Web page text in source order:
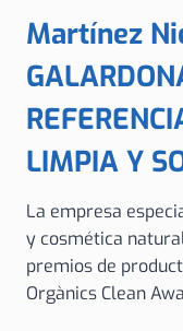
Martínez
LIMPIA Y
La empresa
y cosmética
premios de
Orgànics Clean